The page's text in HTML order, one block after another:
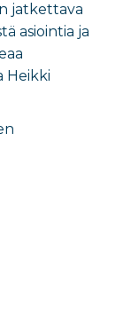
jatkettava
asiointia ja
Heikki